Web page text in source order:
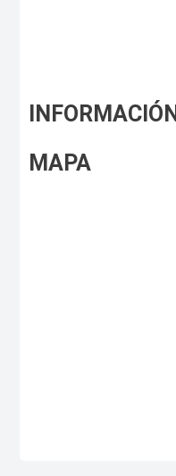
INFORMACIÓN
MAPA